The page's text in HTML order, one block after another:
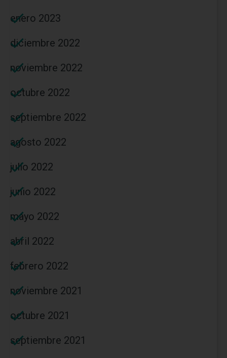
enero 2023
diciembre 2022
noviembre 2022
octubre 2022
septiembre 2022
agosto 2022
julio 2022
junio 2022
mayo 2022
abril 2022
febrero 2022
noviembre 2021
octubre 2021
septiembre 2021